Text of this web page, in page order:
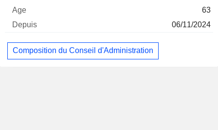
63
06/11/2024
Composition du Conseil d'Administration